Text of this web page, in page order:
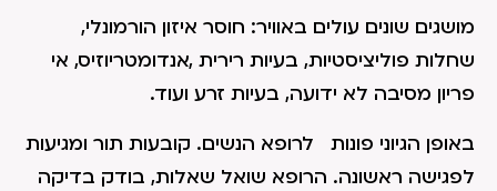
מושגים שונים עולים באוויר: חוסר איזון הורמונלי,
שחלות פוליציסטיות, בעיות רירית ,אנדומטריוזיס, אי
פריון מסיבה לא ידועה, בעיות זרע ועוד.
באופן הגיוני פונות לרופא הנשים. קובעות תור ומגיעות
לפגישה ראשונה. הרופא שואל שאלות, בודק בדיקה